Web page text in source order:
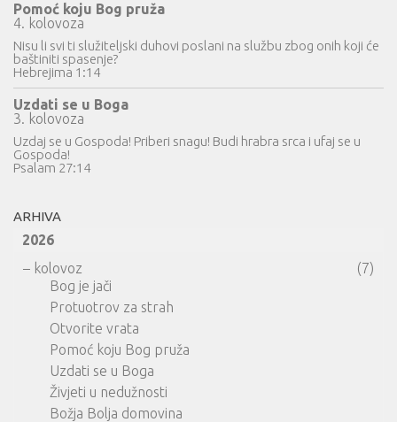
Pomoć koju Bog pruža
4. kolovoza
Nisu li svi ti služiteljski duhovi poslani na službu zbog onih koji će
baštiniti spasenje?
Hebrejima 1:14
Uzdati se u Boga
3. kolovoza
Uzdaj se u Gospoda! Priberi snagu! Budi hrabra srca i ufaj se u
Gospoda!
Psalam 27:14
ARHIVA
2026
– kolovoz
(7)
Bog je jači
Protuotrov za strah
Otvorite vrata
Pomoć koju Bog pruža
Uzdati se u Boga
Živjeti u nedužnosti
Božja Bolja domovina